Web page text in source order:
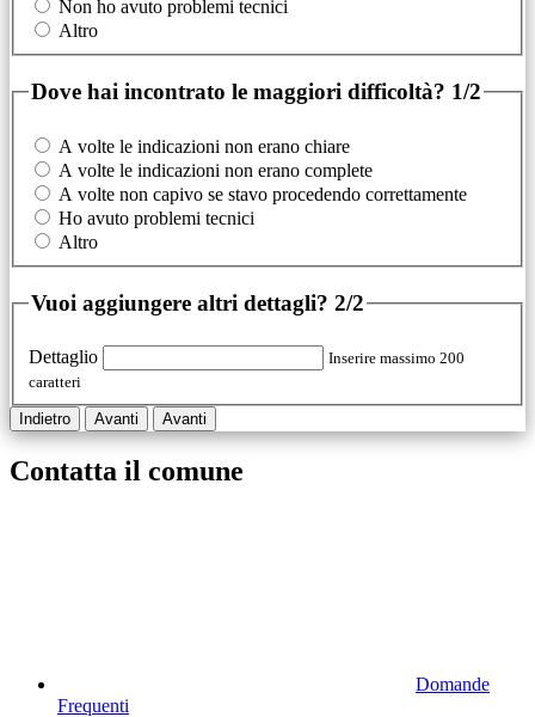
Non ho avuto problemi tecnici
Altro
Dove hai incontrato le maggiori difficoltà? 1/2
A volte le indicazioni non erano chiare
A volte le indicazioni non erano complete
A volte non capivo se stavo procedendo correttamente
Ho avuto problemi tecnici
Altro
Vuoi aggiungere altri dettagli? 2/2
Dettaglio
Inserire massimo 200
caratteri
Indietro Avanti Avanti
Contatta il comune
Domande
Frequenti